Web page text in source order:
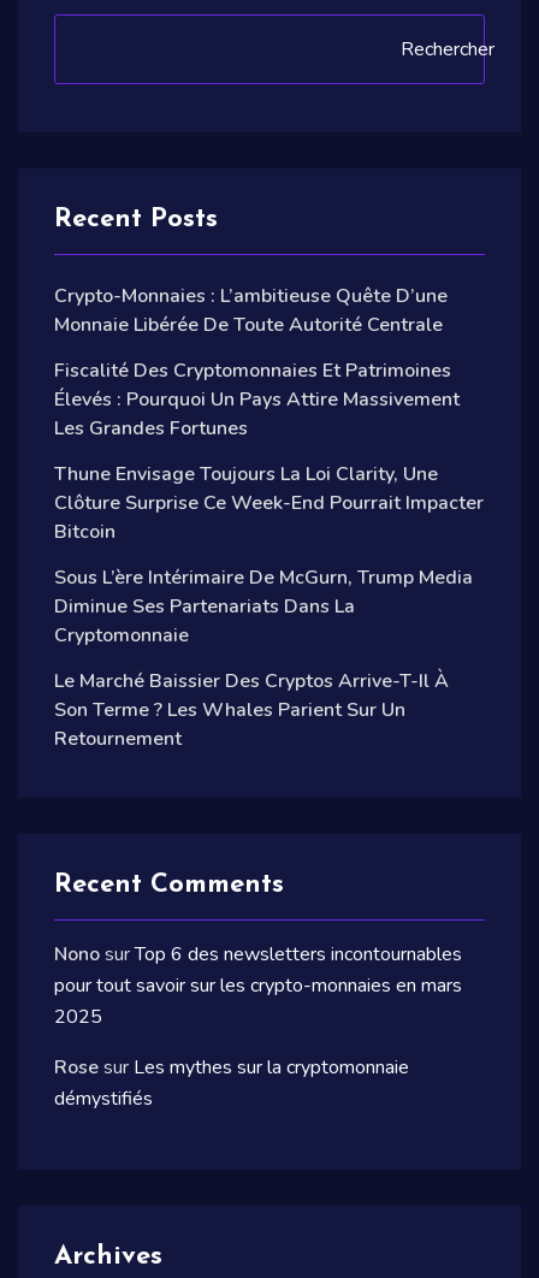
Rechercher
Recent Posts
Crypto-Monnaies : L’ambitieuse Quête D’une
Monnaie Libérée De Toute Autorité Centrale
Fiscalité Des Cryptomonnaies Et Patrimoines
Élevés : Pourquoi Un Pays Attire Massivement
Les Grandes Fortunes
Thune Envisage Toujours La Loi Clarity, Une
Clôture Surprise Ce Week-End Pourrait Impacter
Bitcoin
Sous L’ère Intérimaire De McGurn, Trump Media
Diminue Ses Partenariats Dans La
Cryptomonnaie
Le Marché Baissier Des Cryptos Arrive-T-Il À
Son Terme ? Les Whales Parient Sur Un
Retournement
Recent Comments
NonosurTop 6 des newsletters incontournables
pour tout savoir sur les crypto-monnaies en mars
2025
Rosesur Les mythes sur la cryptomonnaie
démystifiés
Archives